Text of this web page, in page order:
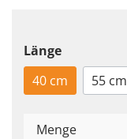
Länge
40 cm
55 cm
Menge